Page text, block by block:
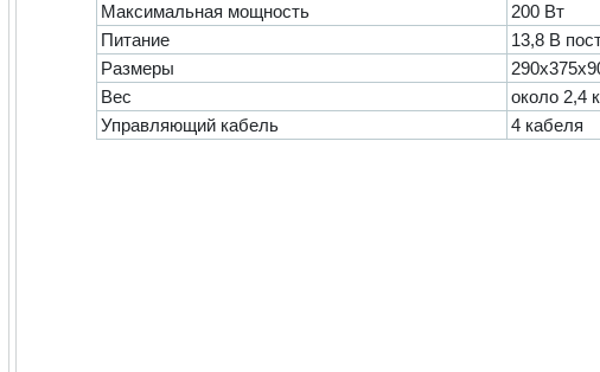
Максимальная мощность
200 Вт
Питание
13,8 В
Размеры
Вес
около 2,4
Управляющий кабель
4 кабеля